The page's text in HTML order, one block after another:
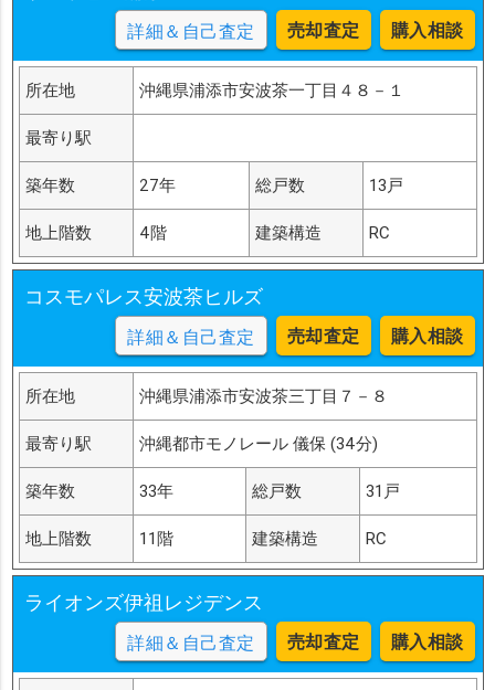
詳細＆自己査定 売却査定 購入相談
所在地 沖縄県浦添市安波茶一丁目４８－１
最寄り駅
築年数 27年 総戸数 13戸
地上階数 4階 建築構造 RC
コスモパレス安波茶ヒルズ
詳細＆自己査定 売却査定 購入相談
所在地 沖縄県浦添市安波茶三丁目７－８
最寄り駅 沖縄都市モノレール 儀保 (34分)
築年数 33年 総戸数 31戸
地上階数 11階 建築構造 RC
ライオンズ伊祖レジデンス
詳細＆自己査定 売却査定 購入相談